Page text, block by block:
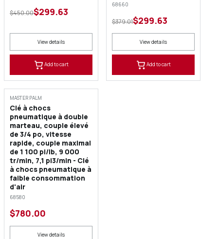
$450.00$299.63
View details
Add to cart
68660
$379.01$299.63
View details
Add to cart
MASTER PALM
Clé à chocs
pneumatique à double
marteau, couple élevé
de 3/4 po, vitesse
rapide, couple maximal
de 1 100 pi/lb, 9 000
tr/min, 7,1 pi3/min - Clé
à chocs pneumatique à
faible consommation
d'air
68580
$780.00
View details